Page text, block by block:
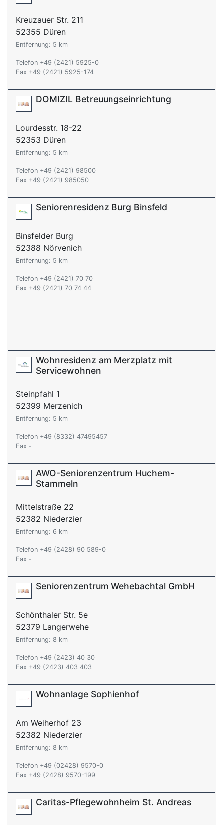
Kreuzauer Str. 211
52355 Düren
Entfernung: 5 km
Telefon +49 (2421) 5925-0
Fax +49 (2421) 5925-174
DOMIZIL Betreuungseinrichtung
Lourdesstr. 18-22
52353 Düren
Entfernung: 5 km
Telefon +49 (2421) 98500
Fax +49 (2421) 985050
Seniorenresidenz Burg Binsfeld
Binsfelder Burg
52388 Nörvenich
Entfernung: 5 km
Telefon +49 (2421) 70 70
Fax +49 (2421) 70 74 44
Wohnresidenz am Merzplatz mit
Servicewohnen
Steinpfahl 1
52399 Merzenich
Entfernung: 5 km
Telefon +49 (8332) 47495457
Fax -
AWO-Seniorenzentrum Huchem-
Stammeln
Mittelstraße 22
52382 Niederzier
Entfernung: 6 km
Telefon +49 (2428) 90 589-0
Fax -
Seniorenzentrum Wehebachtal GmbH
Schönthaler Str. 5e
52379 Langerwehe
Entfernung: 8 km
Telefon +49 (2423) 40 30
Fax +49 (2423) 403 403
Wohnanlage Sophienhof
Am Weiherhof 23
52382 Niederzier
Entfernung: 8 km
Telefon +49 (02428) 9570-0
Fax +49 (2428) 9570-199
Caritas-Pflegewohnheim St. Andreas